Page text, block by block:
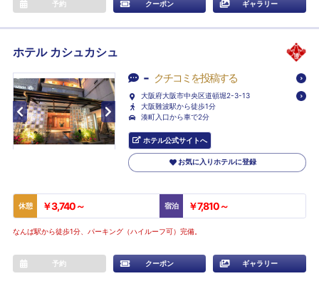
予約 クーポン ギャラリー
ホテル カシュカシュ
- クチコミを投稿する
大阪府大阪市中央区道頓堀2-3-13
大阪難波駅から徒歩1分
湊町入口から車で2分
ホテル公式サイトへ
お気に入りホテルに登録
休憩 ￥3,740～ 宿泊 ￥7,810～
なんば駅から徒歩1分、パーキング（ハイルーフ可）完備。
予約 クーポン ギャラリー